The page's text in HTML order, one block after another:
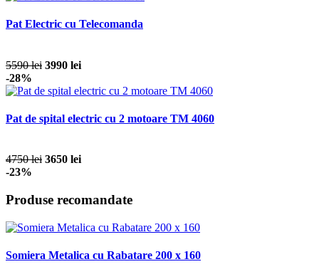
Pat Electric cu Telecomanda
5590 lei 3990 lei
-28%
Pat de spital electric cu 2 motoare TM 4060
4750 lei 3650 lei
-23%
Produse recomandate
Somiera Metalica cu Rabatare 200 x 160